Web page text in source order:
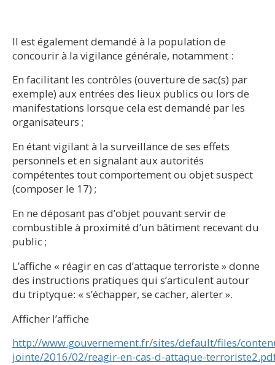
Il est également demandé à la population de
concourir à la vigilance générale, notamment :
En facilitant les contrôles (ouverture de sac(s) par
exemple) aux entrées des lieux publics ou lors de
manifestations lorsque cela est demandé par les
organisateurs ;
En étant vigilant à la surveillance de ses effets
personnels et en signalant aux autorités
compétentes tout comportement ou objet suspect
(composer le 17) ;
En ne déposant pas d’objet pouvant servir de
combustible à proximité d’un bâtiment recevant du
public ;
L’affiche « réagir en cas d’attaque terroriste » donne
des instructions pratiques qui s’articulent autour
du triptyque: « s’échapper, se cacher, alerter ».
Afficher l’affiche
http://www.gouvernement.fr/sites/default/files/
jointe/2016/02/reagir-en-cas-d-attaque-